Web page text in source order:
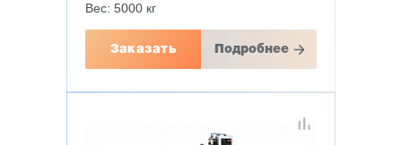
Вес: 5000 кг
Заказать Подробнее